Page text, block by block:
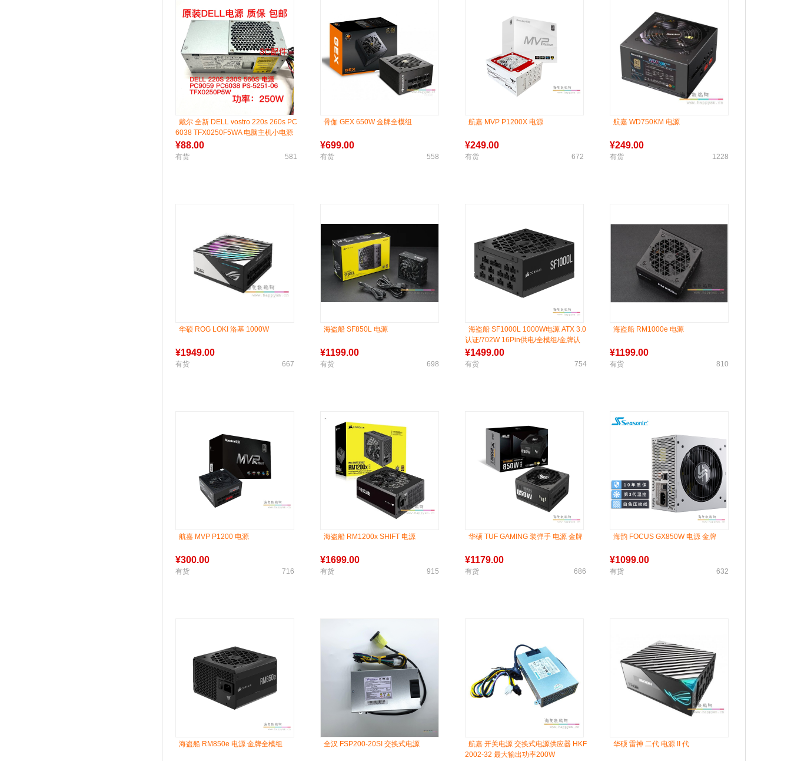
戴尔 全新 DELL vostro 220s 260s PC
6038 TFX0250F5WA 电脑主机小电源
¥88.00
有货 581
骨伽 GEX 650W 金牌全模组
¥699.00
有货 558
航嘉 MVP P1200X 电源
¥249.00
有货 672
航嘉 WD750KM 电源
¥249.00
有货 1228
华硕 ROG LOKI 洛基 1000W
¥1949.00
有货 667
海盗船 SF850L 电源
¥1199.00
有货 698
海盗船 SF1000L 1000W电源 ATX 3.0
认证/702W 16Pin供电/全模组/金牌认
证/低噪音
¥1499.00
有货 754
海盗船 RM1000e 电源
¥1199.00
有货 810
航嘉 MVP P1200 电源
¥300.00
有货 716
海盗船 RM1200x SHIFT 电源
¥1699.00
有货 915
华硕 TUF GAMING 装弹手 电源 金牌
¥1179.00
有货 686
海韵 FOCUS GX850W 电源 金牌
¥1099.00
有货 632
海盗船 RM850e 电源 金牌全模组 全汉 FSP200-20SI 交换式电源
航嘉 开关电源 交换式电源供应器 HKF
2002-32 最大输出功率200W
华硕 雷神 二代 电源 II 代